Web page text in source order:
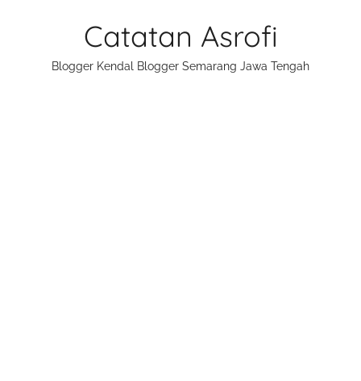
Catatan Asrofi
Blogger Kendal Blogger Semarang Jawa Tengah